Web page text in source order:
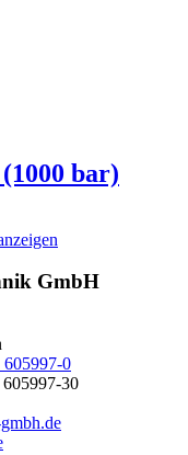
bar)
GmbH
0
30